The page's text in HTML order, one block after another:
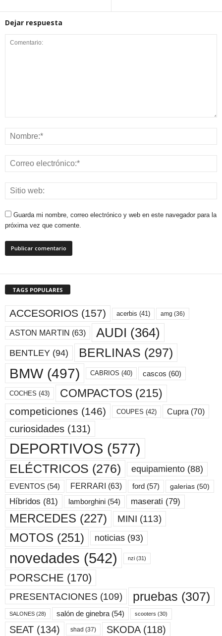
Dejar respuesta
Guarda mi nombre, correo electrónico y web en este navegador para la
próxima vez que comente.
TAGS POPULARES
ACCESORIOS (157) acerbis (41) amg (36)
ASTON MARTIN (63) AUDI (364)
BENTLEY (94) BERLINAS (297)
BMW(497) CABRIOS (40) cascos (60)
COCHES (43) COMPACTOS (215)
competiciones (146) COUPES (42) Cupra (70)
curiosidades (131)
DEPORTIVOS (577)
ELÉCTRICOS (276) equipamiento (88)
EVENTOS (54) FERRARI (63) ford (57) galerias (50)
Híbridos (81) lamborghini (54) maserati (79)
MERCEDES (227) MINI (113)
MOTOS (251) noticias (93)
novedades (542) nzi (31)
PORSCHE (170)
PRESENTACIONES (109) pruebas (307)
SALONES (28) salón de ginebra(54) scooters (30)
SEAT (134) shad (37) SKODA(118)